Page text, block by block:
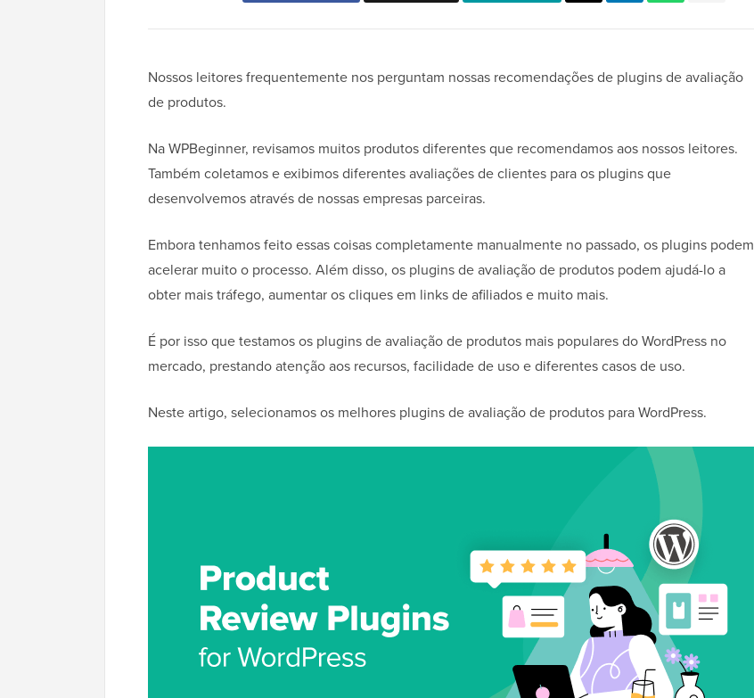
Nossos leitores frequentemente nos perguntam nossas recomendações de plugins de avaliação
de produtos.
Na WPBeginner, revisamos muitos produtos diferentes que recomendamos aos nossos leitores.
Também coletamos e exibimos diferentes avaliações de clientes para os plugins que
desenvolvemos através de nossas empresas parceiras.
Embora tenhamos feito essas coisas completamente manualmente no passado, os plugins podem
acelerar muito o processo. Além disso, os plugins de avaliação de produtos podem ajudá-lo a
obter mais tráfego, aumentar os cliques em links de afiliados e muito mais.
É por isso que testamos os plugins de avaliação de produtos mais populares do WordPress no
mercado, prestando atenção aos recursos, facilidade de uso e diferentes casos de uso.
Neste artigo, selecionamos os melhores plugins de avaliação de produtos para WordPress.